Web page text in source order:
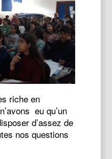
riche en
eu qu’un
d’assez de
nos questions